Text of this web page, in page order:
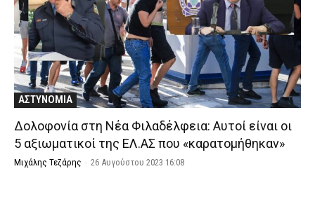
ΑΣΤΥΝΟΜΙΑ
Δολοφονία στη Νέα Φιλαδέλφεια: Αυτοί είναι οι
5 αξιωματικοί της ΕΛ.ΑΣ που «καρατομήθηκαν»
Μιχάλης Τεζάρης - 26 Αυγούστου 2023 16:08